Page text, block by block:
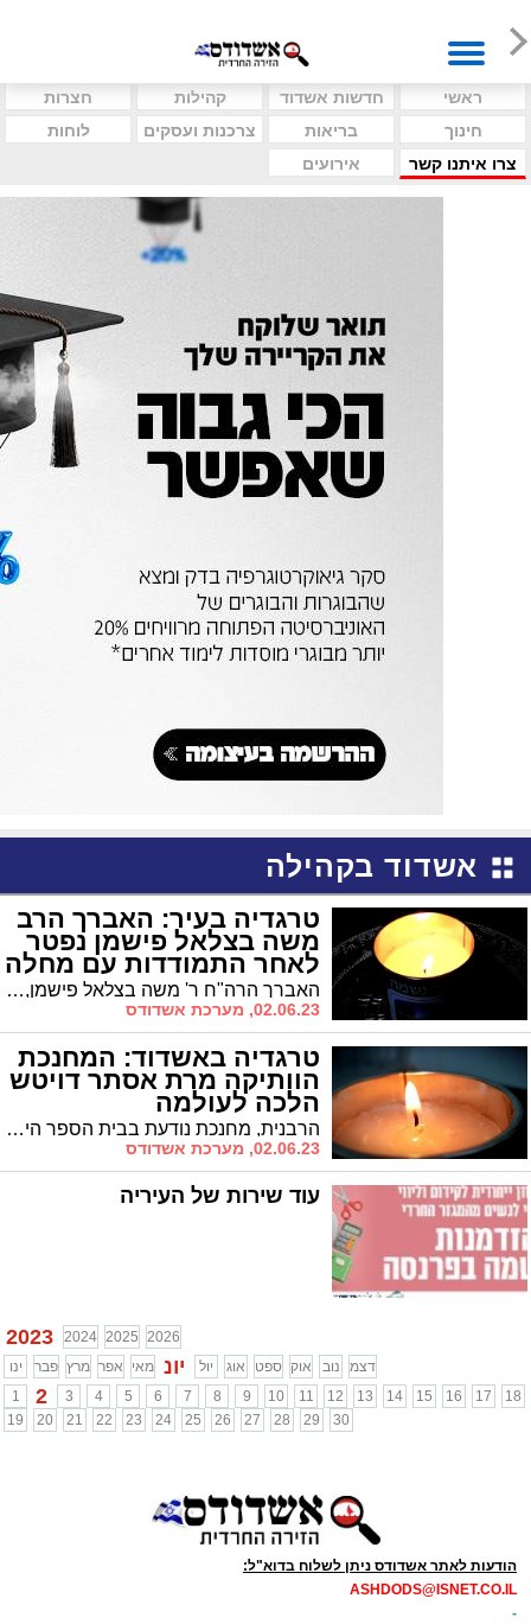
ראשי חדשות אשדוד קהילות
חצרות
חינוך
בריאות צרכנות ועסקים
לוחות
צרו איתנו קשר
אירועים
אשדוד בקהילה
טרגדיה בעיר: האברך הרב
משה בצלאל פישמן נפטר
לאחר התמודדות עם מחלה
קשה האברך הרה"ח ר' משה בצלאל פישמן, מחשובי חסידי ביאלא ברובע ז׳ באשדוד, הלך לעולמו בבית החולים הדסה עין כרם בירושלים * בן 48 בלבד היה בפטירתו * הלווייתו תתקיים ב-23:00 מביתו ברחוב הורקנוס דרך בית המדרש ביאלה ברחוב התלמוד
02.06.23, מערכת אשדודס
טרגדיה באשדוד: המחנכת
הוותיקה מרת אסתר דויטש
הלכה לעולמה
הרבנית, מחנכת נודעת בבית הספר היסודי במוסדות הרב שרייבר, נפטרה היום בשנות החמישים לחייה לאחר התמודדות עם מחלה קשה * הלווייתה תתקיים היום ב-13:30 בדרכה לבית העלמין החדש בעיר שם תיטמן
02.06.23, מערכת אשדודס
עוד שירות של העיריה
2023 2024 2025 2026
ינו
פבר מרץ אפר מאי יונ יול אוג ספט אוק נוב
דצמ
1
2 3 4 5 6 7 8 9 10 11 12 13 14 15 16 17
18
19
20 21 22 23 24 25 26 27 28 29 30
הודעות לאתר אשדודס ניתן לשלוח בדוא"ל:
ASHDODS@ISNET.CO.IL
-